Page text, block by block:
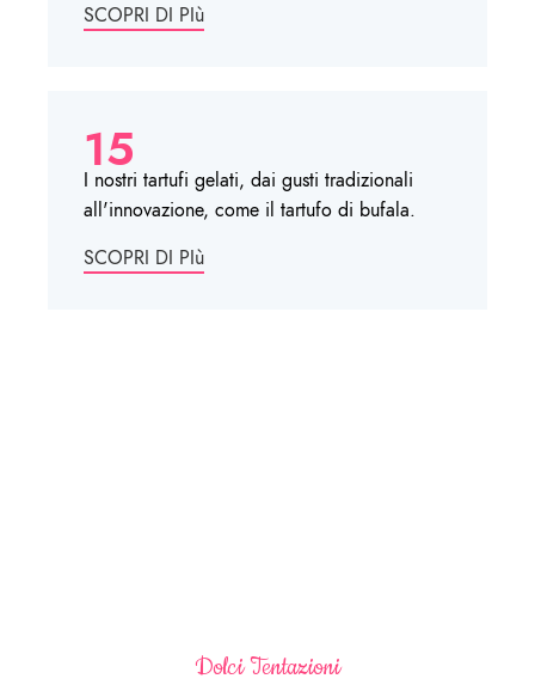
SCOPRI DI PIù
15
I nostri tartufi gelati, dai gusti tradizionali
all'innovazione, come il tartufo di bufala.
SCOPRI DI PIù
Dolci Tentazioni